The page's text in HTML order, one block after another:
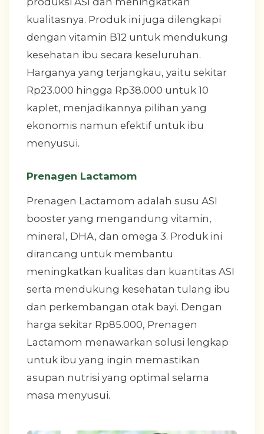
kualitasnya. Produk ini juga dilengkapi
dengan vitamin B12 untuk mendukung
kesehatan ibu secara keseluruhan.
Harganya yang terjangkau, yaitu sekitar
Rp23.000 hingga Rp38.000 untuk 10
kaplet, menjadikannya pilihan yang
ekonomis namun efektif untuk ibu
menyusui.
Prenagen Lactamom
Prenagen Lactamom adalah susu ASI
booster yang mengandung vitamin,
mineral, DHA, dan omega 3. Produk ini
dirancang untuk membantu
meningkatkan kualitas dan kuantitas ASI
serta mendukung kesehatan tulang ibu
dan perkembangan otak bayi. Dengan
harga sekitar Rp85.000, Prenagen
Lactamom menawarkan solusi lengkap
untuk ibu yang ingin memastikan
asupan nutrisi yang optimal selama
masa menyusui.